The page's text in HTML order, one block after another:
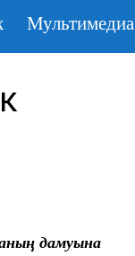
Мультимедиа
дамуына